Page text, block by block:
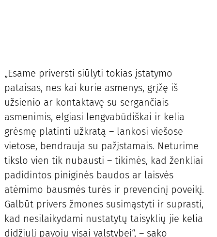
„Esame priversti siūlyti tokias įstatymo
pataisas, nes kai kurie asmenys, grįžę iš
užsienio ar kontaktavę su sergančiais
asmenimis, elgiasi lengvabūdiškai ir kelia
grėsmę platinti užkratą – lankosi viešose
vietose, bendrauja su pažįstamais. Neturime
tikslo vien tik nubausti – tikimės, kad ženkliai
padidintos piniginės baudos ar laisvės
atėmimo bausmės turės ir prevencinį poveikį.
Galbūt privers žmones susimąstyti ir suprasti,
kad nesilaikydami nustatytų taisyklių jie kelia
didžiulį pavojų visai valstybei“, – sako